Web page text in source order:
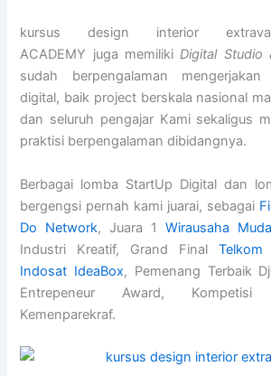
kursus design interior
ACADEMY juga memilikiDigital Studio
sudah berpengalaman
digital, baik project berskala nasional
dan seluruh pengajar Kami sekaligus
praktisi berpengalaman dibidangnya.
Berbagai lomba StartUp Digital dan
bergengsi pernah kami juarai, sebagai
Do Network, Juara 1 Wirausaha
Industri Kreatif, Grand Final
Indosat IdeaBox, Pemenang Terbaik
Entrepeneur Award,
Kemenparekraf.